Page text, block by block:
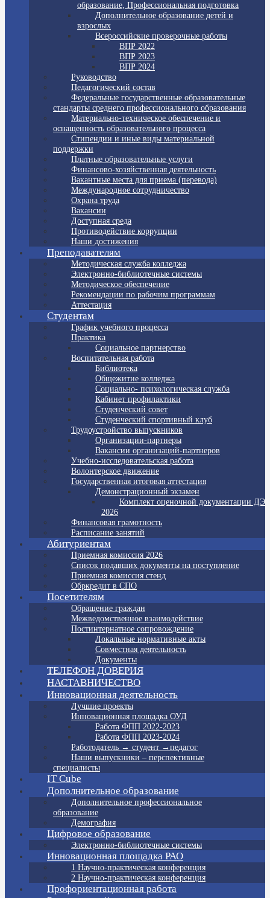
образование, Профессиональная подготовка
Дополнительное образование детей и
взрослых
Всероссийские проверочные работы
ВПР 2022
ВПР 2023
ВПР 2024
Руководство
Педагогический состав
Федеральные государственные образовательные
стандарты среднего профессионального образования
Материально-техническое обеспечение и
оснащенность образовательного процесса
Стипендии и иные виды материальной
поддержки
Платные образовательные услуги
Финансово-хозяйственная деятельность
Вакантные места для приема (перевода)
Международное сотрудничество
Охрана труда
Вакансии
Доступная среда
Противодействие коррупции
Наши достижения
Преподавателям
Методическая служба колледжа
Электронно-библиотечные системы
Методическое обеспечение
Рекомендации по рабочим программам
Аттестация
Студентам
График учебного процесса
Практика
Социальное партнерство
Воспитательная работа
Библиотека
Общежитие колледжа
Социально- психологическая служба
Кабинет профилактики
Студенческий совет
Студенческий спортивный клуб
Трудоустройство выпускников
Организации-партнеры
Вакансии организаций-партнеров
Учебно-исследовательская работа
Волонтерское движение
Государственная итоговая аттестация
Демонстрационный экзамен
Комплект оценочной документации ДЭ
2026
Финансовая грамотность
Расписание занятий
Абитуриентам
Приемная комиссия 2026
Список подавших документы на поступление
Приемная комиссия стенд
Обркредит в СПО
Посетителям
Обращение граждан
Межведомственное взаимодействие
Постинтернатное сопровождение
Локальные нормативные акты
Совместная деятельность
Документы
ТЕЛЕФОН ДОВЕРИЯ
НАСТАВНИЧЕСТВО
Инновационная деятельность
Лучшие проекты
Инновационная площадка ОУД
Работа ФПП 2022-2023
Работа ФПП 2023-2024
Работодатель → студент →педагог
Наши выпускники – перспективные
специалисты
IT Cube
Дополнительное образование
Дополнительное профессиональное
образование
Демография
Цифровое образование
Электронно-библиотечные системы
Инновационная площадка РАО
1 Научно-практическая конференция
2 Научно-практическая конференция
Профориентационная работа